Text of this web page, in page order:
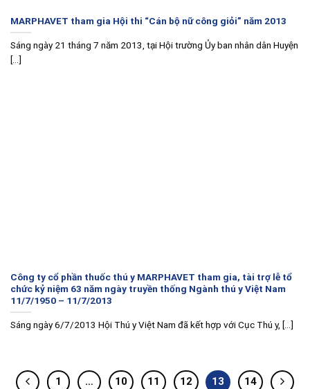
MARPHAVET tham gia Hội thi “Cán bộ nữ công giỏi” năm 2013
Sáng ngày 21 tháng 7 năm 2013, tại Hội trường Ủy ban nhân dân Huyện
[...]
Công ty cổ phần thuốc thú y MARPHAVET tham gia, tài trợ lễ tổ
chức kỷ niệm 63 năm ngày truyền thống Ngành thú y Việt Nam
11/7/1950 – 11/7/2013
Sáng ngày 6/7/2013 Hội Thú y Việt Nam đã kết hợp với Cục Thú y, [...]
1 … 10 11 12 13 14